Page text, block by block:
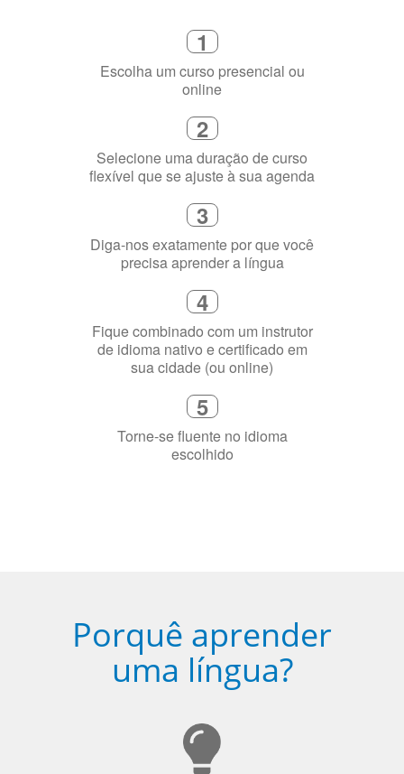
1
Escolha um curso presencial ou
online
2
Selecione uma duração de curso
flexível que se ajuste à sua agenda
3
Diga-nos exatamente por que você
precisa aprender a língua
4
Fique combinado com um instrutor
de idioma nativo e certificado em
sua cidade (ou online)
5
Torne-se fluente no idioma
escolhido
Porquê aprender
uma língua?